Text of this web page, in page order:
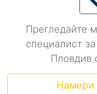
Прегледайте
специалист
Пловдив
Намери